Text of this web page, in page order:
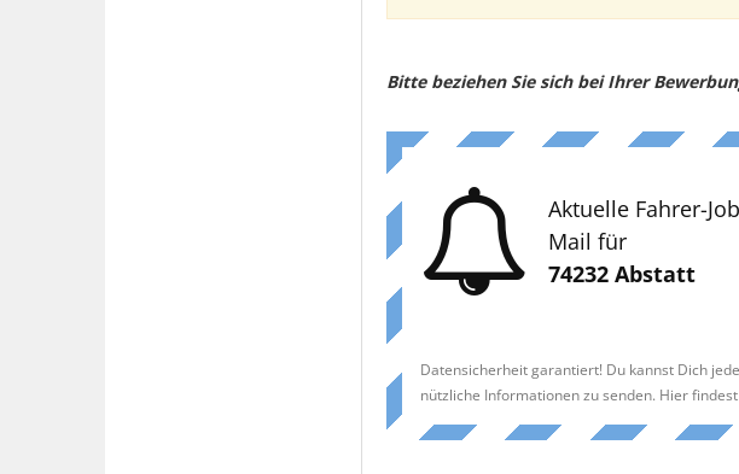
Bitte beziehen Sie sich bei Ihrer
Aktuelle Fahrer-
Mail für
74232 Abstatt
Datensicherheit garantiert! Du kannst Dich
nützliche Informationen zu senden. Hier